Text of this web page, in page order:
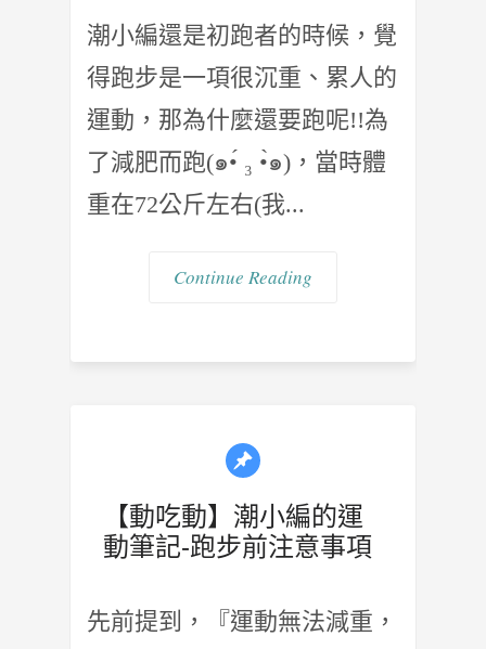
潮小編還是初跑者的時候，覺
得跑步是一項很沉重、累人的
運動，那為什麼還要跑呢!!為
了減肥而跑(๑•́ ₃ •̀๑)，當時體
重在72公斤左右(我...
Continue Reading
【動吃動】潮小編的運
動筆記-跑步前注意事項
先前提到，『運動無法減重，